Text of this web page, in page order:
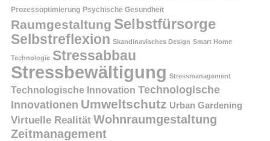
Prozessoptimierung Psychische Gesundheit
Raumgestaltung Selbstfürsorge
Selbstreflexion Skandinavisches Design Smart Home
Technologie Stressabbau
Stressbewältigung Stressmanagement
Technologische Innovation Technologische
Innovationen Umweltschutz Urban Gardening
Virtuelle Realität Wohnraumgestaltung
Zeitmanagement